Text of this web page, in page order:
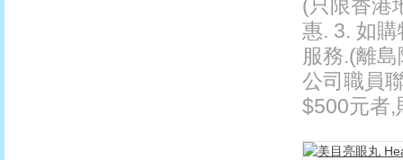
(只限香港
惠. 3. 如
服務.(離
公司職員
$500元者,